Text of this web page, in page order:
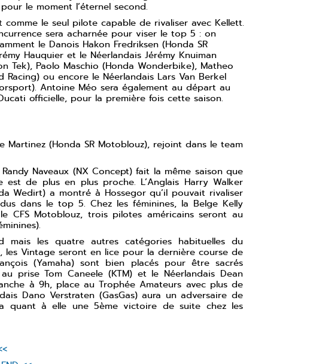
le moment l’éternel second.
comme le seul pilote capable de rivaliser avec Kellett.
sera acharnée pour viser le top 5 : on
le Danois Hakon Fredriksen (Honda SR
Hauquier et le Néerlandais Jérémy Knuiman
Tek), Paolo Maschio (Honda Wonderbike), Matheo
Racing) ou encore le Néerlandais Lars Van Berkel
Antoine Méo sera également au départ au
officielle, pour la première fois cette saison.
Martinez (Honda SR Motoblouz), rejoint dans le team
Naveaux (NX Concept) fait la même saison que
de plus en plus proche. L’Anglais Harry Walker
Wedirt) a montré à Hossegor qu’il pouvait rivaliser
dans le top 5. Chez les féminines, la Belge Kelly
CFS Motoblouz, trois pilotes américains seront au
mais les quatre autres catégories habituelles du
Vintage seront en lice pour la dernière course de
(Yamaha) sont bien placés pour être sacrés
prise Tom Caneele (KTM) et le Néerlandais Dean
à 9h, place au Trophée Amateurs avec plus de
Dano Verstraten (GasGas) aura un adversaire de
quant à elle une 5ème victoire de suite chez les